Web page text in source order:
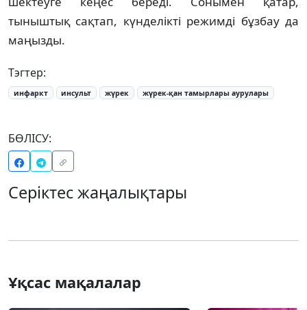
тыныштық сақтап, күнделікті режимді бұзбау да
маңызды.
Тэгтер:
инфаркт инсульт жүрек жүрек-қан тамырлары аурулары
БӨЛІСУ:
Серіктес жаңалықтары
Ұқсас мақалалар